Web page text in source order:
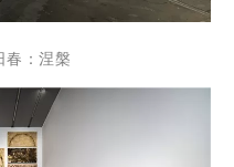
春：涅槃